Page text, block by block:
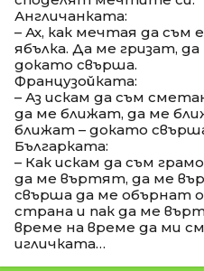
Англичанката:
– Ах, как мечтая да съм
ябълка. Да ме гризат,
докато свърша.
Французойката:
– Аз искам да съм
да ме ближат, да ме
ближат – докато
Българката:
– Как искам да съм
да ме въртят, да ме
свърша да ме обърнат
страна и пак да ме
време на време да ми
игличката…